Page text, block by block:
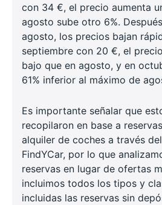
con 34 €, el precio aumenta
agosto sube otro 6%.
agosto, los precios bajan
septiembre con 20 €, el
bajo que en agosto, y en
61% inferior al máximo de
Es importante señalar que
recopilaron en base a
alquiler de coches a través
FindYCar, por lo que
reservas en lugar de ofertas
incluimos todos los tipos y
incluidas las reservas sin